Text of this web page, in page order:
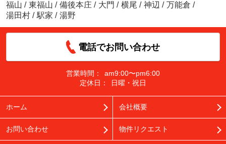
福山 / 東福山 / 備後本庄 / 大門 / 横尾 / 神辺 / 万能倉 /
湯田村 / 駅家 / 湯野
電話でお問い合わせ
営業時間：
am9:00〜pm6:00
定休日：
日曜・祝日
ホーム 会社概要
お問い合わせ 物件リクエスト